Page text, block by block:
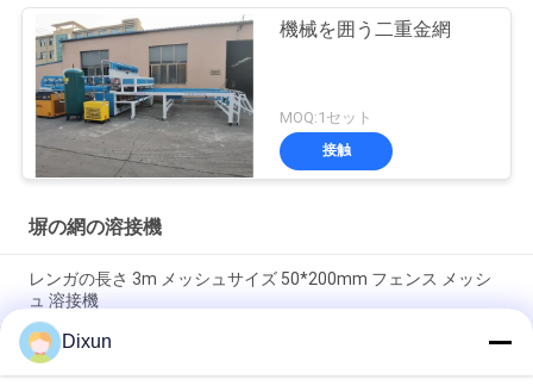
機械を囲う二重金網
MOQ:1セット
接触
塀の網の溶接機
レンガの長さ 3m メッシュサイズ 50*200mm フェンス メッシ
ュ 溶接機
メッシュサイズ 50*50mm 熱電線 3mm フェンス メッシュ 溶接
機械
Dixun